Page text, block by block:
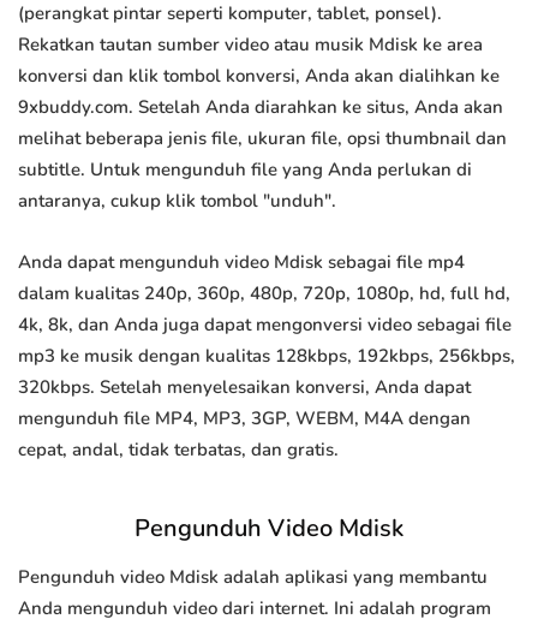
(perangkat pintar seperti komputer, tablet, ponsel).
Rekatkan tautan sumber video atau musik Mdisk ke area
konversi dan klik tombol konversi, Anda akan dialihkan ke
9xbuddy.com. Setelah Anda diarahkan ke situs, Anda akan
melihat beberapa jenis file, ukuran file, opsi thumbnail dan
subtitle. Untuk mengunduh file yang Anda perlukan di
antaranya, cukup klik tombol "unduh".
Anda dapat mengunduh video Mdisk sebagai file mp4
dalam kualitas 240p, 360p, 480p, 720p, 1080p, hd, full hd,
4k, 8k, dan Anda juga dapat mengonversi video sebagai file
mp3 ke musik dengan kualitas 128kbps, 192kbps, 256kbps,
320kbps. Setelah menyelesaikan konversi, Anda dapat
mengunduh file MP4, MP3, 3GP, WEBM, M4A dengan
cepat, andal, tidak terbatas, dan gratis.
Pengunduh Video Mdisk
Pengunduh video Mdisk adalah aplikasi yang membantu
Anda mengunduh video dari internet. Ini adalah program